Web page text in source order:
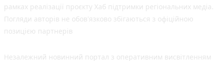
рамках реалізації проєкту Хаб підтримки регіональних медіа.
Погляди авторів не обов'язково збігаються з офіційною
позицією партнерів
Незалежний новинний портал з оперативним висвітленням